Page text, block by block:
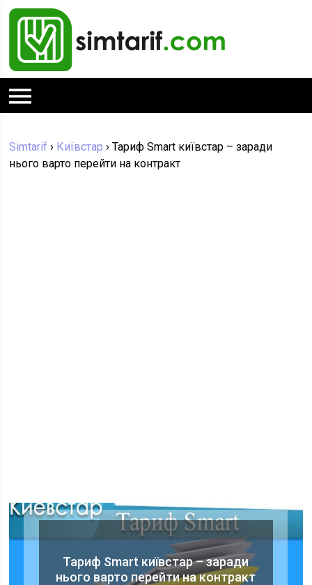
Simtarif › Київстар ›Тариф Smart київстар – заради
нього варто перейти на контракт
Тариф Smart київстар – заради
нього варто перейти на контракт